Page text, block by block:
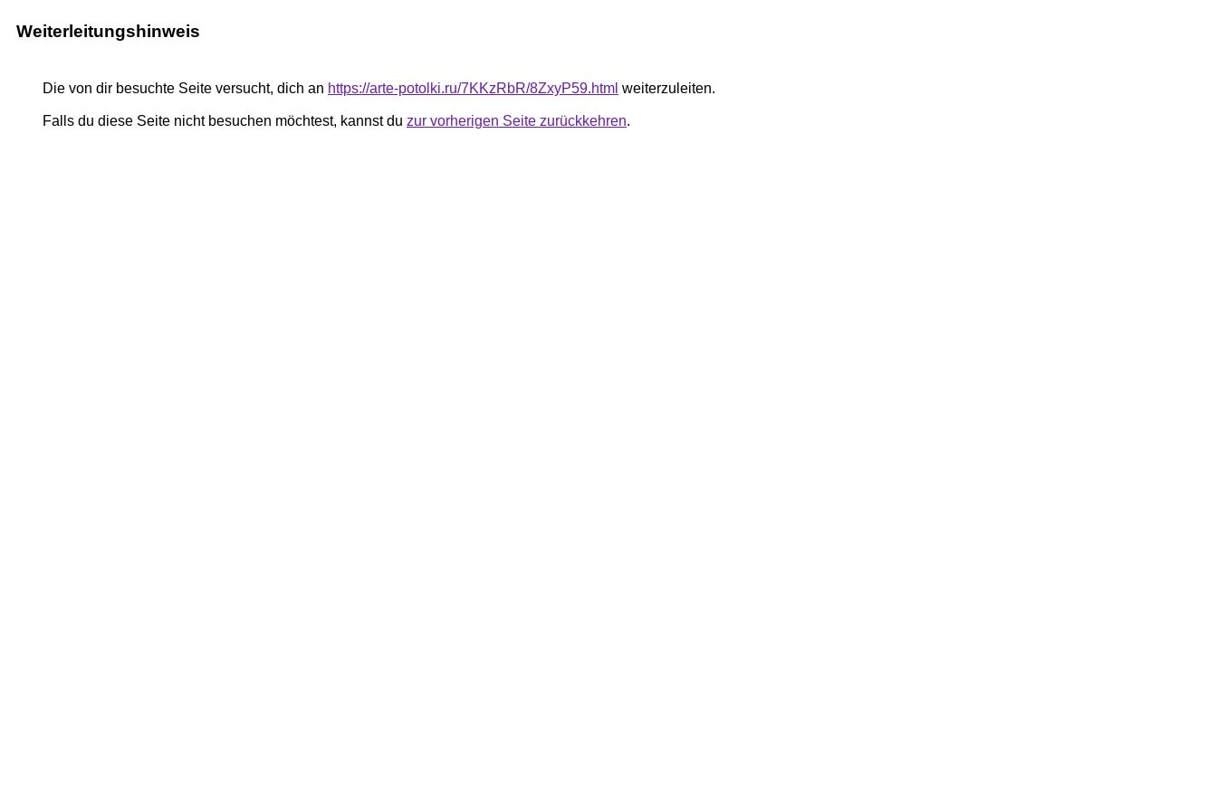
Weiterleitungshinweis
Die von dir besuchte Seite versucht, dich an https://arte-potolki.ru/7KKzRbR/8ZxyP59.html weiterzuleiten.
Falls du diese Seite nicht besuchen möchtest, kannst du zur vorherigen Seite zurückkehren.